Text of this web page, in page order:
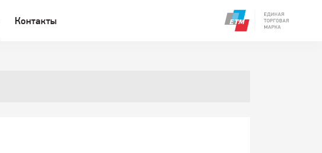
Контакты